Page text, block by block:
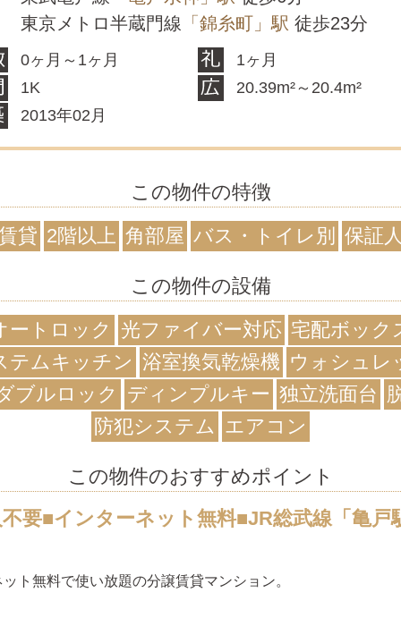
東京メトロ半蔵門線 「錦糸町」駅 徒歩23分
0ヶ月～1ヶ月
1ヶ月
1K
20.39m²～20.4m²
2013年02月
この物件の特徴
貸 2階以上 角部屋 バス・トイレ別 保証
この物件の設備
ートロック
光ファイバー対応 宅配ボック
テムキッチン 浴室換気乾燥機 ウォシュレ
ブルロック
ディンプルキー 独立洗面台
防犯システム エアコン
この物件のおすすめポイント
要■インターネット無料■JR総武線「亀戸
ト無料で使い放題の分譲賃貸マンション。